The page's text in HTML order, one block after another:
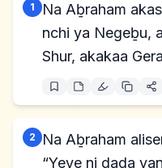
1
Na Aḇraham
nchi ya Negeḇu,
Shur, akakaa
2
Na Aḇraham
“Yeye ni dada